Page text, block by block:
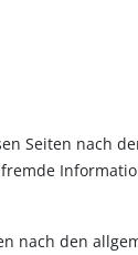
Seiten nach
den